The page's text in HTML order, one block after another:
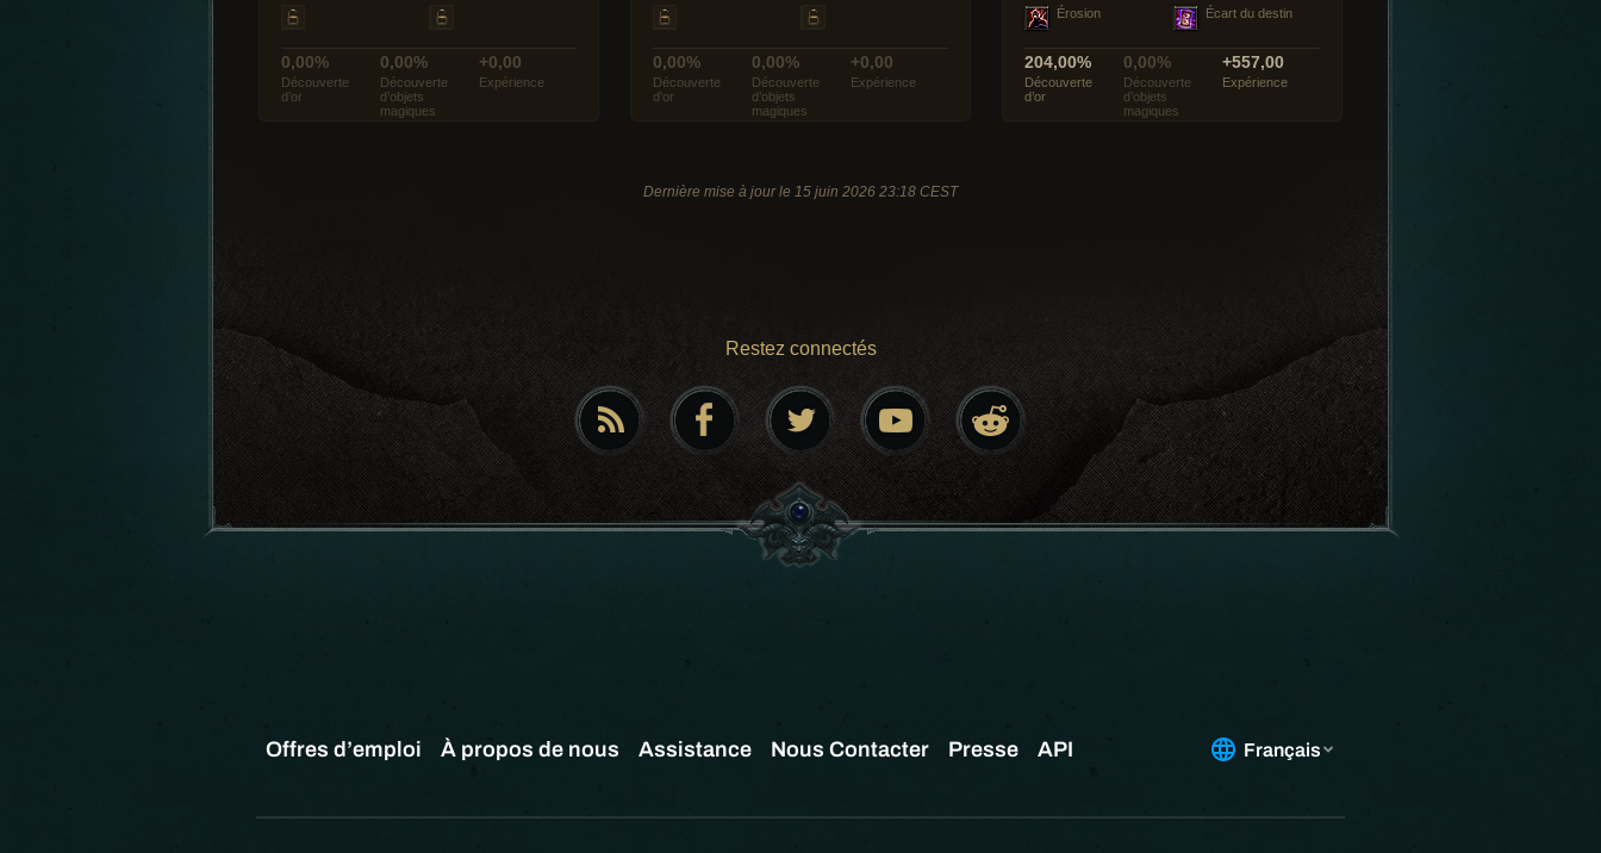
0,00%
Découverte
d’or
0,00%
Découverte
d’objets
magiques
+0,00
Expérience
0,00%
Découverte
d’or
0,00%
Découverte
d’objets
magiques
+0,00
Expérience
Érosion
Écart du destin
204,00%
Découverte
d’or
0,00%
Découverte
d’objets
magiques
+557,00
Expérience
Dernière mise à jour le 15 juin 2026 23:18 CEST
Restez connectés